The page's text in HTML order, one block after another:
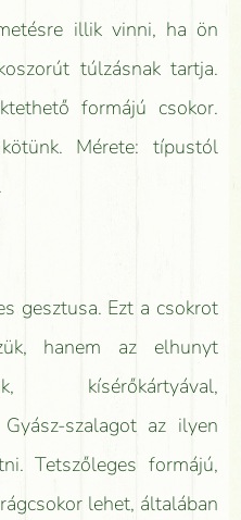
illik vinni, ha ön
túlzásnak tartja.
formájú csokor.
Mérete: típustól
gesztusa. Ezt a csokrot
hanem az elhunyt
kísérőkártyával,
Gyász-szalagot az ilyen
Tetszőleges formájú,
lehet, általában